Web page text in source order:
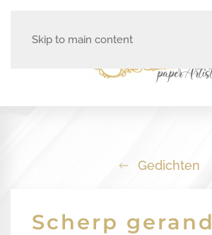
Skip to main content
Gedichten
Scherp gerand